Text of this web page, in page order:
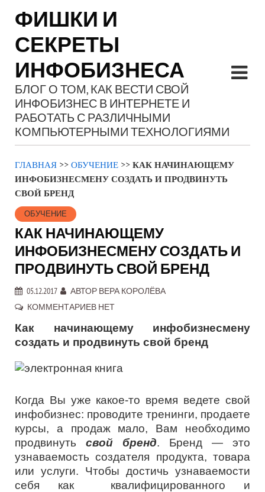
ФИШКИ И
СЕКРЕТЫ
ИНФОБИЗНЕСА
БЛОГ О ТОМ, КАК ВЕСТИ СВОЙ
ИНФОБИЗНЕС В ИНТЕРНЕТЕ И
РАБОТАТЬ С РАЗЛИЧНЫМИ
КОМПЬЮТЕРНЫМИ ТЕХНОЛОГИЯМИ
ГЛАВНАЯ >> ОБУЧЕНИЕ >> КАК НАЧИНАЮЩЕМУ
ИНФОБИЗНЕСМЕНУ СОЗДАТЬ И ПРОДВИНУТЬ
СВОЙ БРЕНД
ОБУЧЕНИЕ
КАК НАЧИНАЮЩЕМУ
ИНФОБИЗНЕСМЕНУ СОЗДАТЬ И
ПРОДВИНУТЬ СВОЙ БРЕНД
05.12.2017 АВТОР ВЕРА КОРОЛЁВА
КОММЕНТАРИЕВ НЕТ
Как начинающему инфобизнесмену
создать и продвинуть свой бренд
Когда Вы уже какое-то время ведете свой
инфобизнес: проводите тренинги, продаете
курсы, а продаж мало, Вам необходимо
продвинуть свой бренд. Бренд — это
узнаваемость создателя продукта, товара
или услуги. Чтобы достичь узнаваемости
себя как квалифицированного и